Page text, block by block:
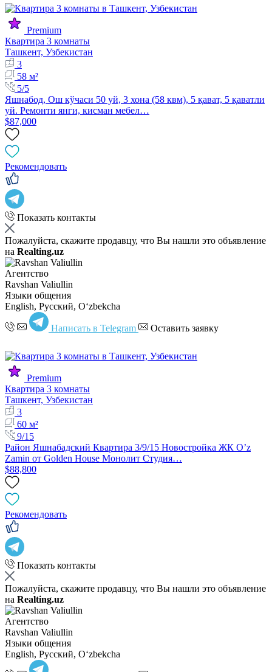
Premium
Квартира 3 комнаты
Ташкент, Узбекистан
3
58 м²
5/5
Яшнабод, Ош кўчаси 50 уй, 3 хона (58 квм), 5 қават, 5 қаватли
уй. Ремонти янги, кисман мебел…
$87,000
Рекомендовать
Показать контакты
Пожалуйста, скажите продавцу, что Вы нашли это объявление
на Realting.uz
Агентство
Ravshan Valiullin
Языки общения
English, Русский, Oʻzbekcha
Написать в Telegram Оставить заявку
Premium
Квартира 3 комнаты
Ташкент, Узбекистан
3
60 м²
9/15
Район Яшнабадский Квартира 3/9/15 Новостройка ЖК O’z
Zamin от Golden House Монолит Студия…
$88,800
Рекомендовать
Показать контакты
Пожалуйста, скажите продавцу, что Вы нашли это объявление
на Realting.uz
Агентство
Ravshan Valiullin
Языки общения
English, Русский, Oʻzbekcha